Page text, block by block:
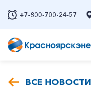
+7-800-700-24-57
ВСЕ НОВОСТИ